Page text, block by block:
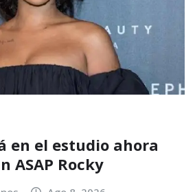
en el estudio ahora
ASAP Rocky